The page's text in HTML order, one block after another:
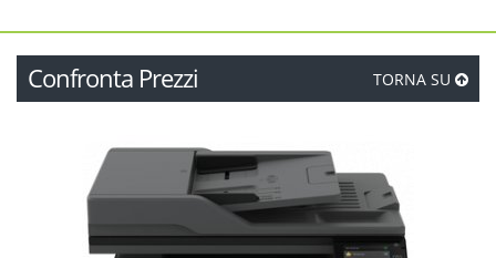
Confronta Prezzi TORNA SU